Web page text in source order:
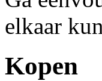
elkaar
Kopen